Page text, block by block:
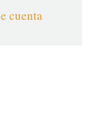
cuenta